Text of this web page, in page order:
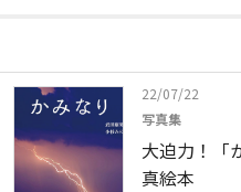
22/07/22
写真集
大迫力！「
真絵本